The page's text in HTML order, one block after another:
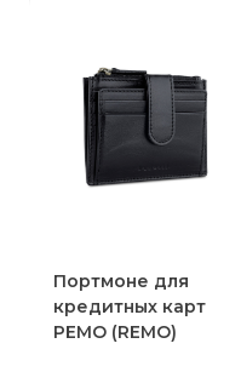
Портмоне для
кредитных карт
РЕМО (REMO)